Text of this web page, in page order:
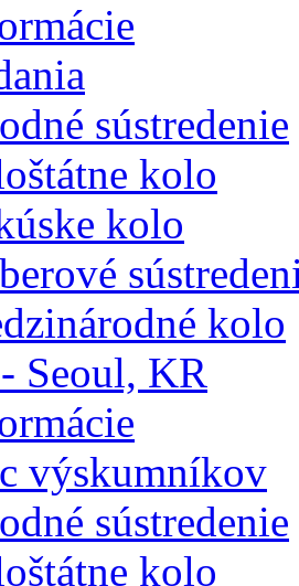
sústredenie
kolo
kolo
kolo
Seoul, KR
výskumníkov
sústredenie
kolo